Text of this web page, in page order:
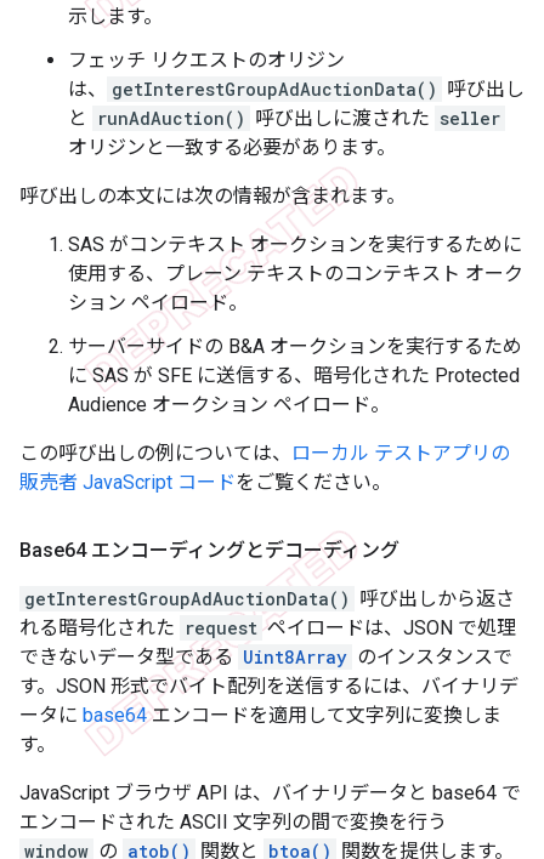
示します。
フェッチ リクエストのオリジン
は、
getInterestGroupAdAuctionData() 呼び出し
と
runAdAuction() 呼び出しに渡された seller
オリジンと一致する必要があります。
呼び出しの本文には次の情報が含まれます。
SAS がコンテキスト オークションを実行するために
使用する、プレーン テキストのコンテキスト オーク
ション ペイロード。
サーバーサイドの B&A オークションを実行するため
に SAS が SFE に送信する、暗号化された Protected
Audience オークション ペイロード。
この呼び出しの例については、
ローカル テストアプリの
販売者 JavaScript コードをご覧ください。
Base64 エンコーディングとデコーディング
getInterestGroupAdAuctionData() 呼び出しから返さ
れる暗号化された request ペイロードは、JSON で処理
できないデータ型である Uint8Array のインスタンスで
す。JSON 形式でバイト配列を送信するには、バイナリデ
ータに base64エンコードを適用して文字列に変換しま
す。
JavaScript ブラウザ API は、バイナリデータと base64 で
エンコードされた ASCII 文字列の間で変換を行う
window の atob() 関数と btoa() 関数を提供します。